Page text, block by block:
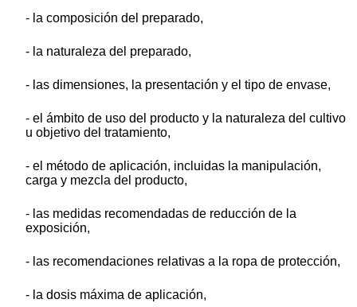
- la composición del preparado,
- la naturaleza del preparado,
- las dimensiones, la presentación y el tipo de envase,
- el ámbito de uso del producto y la naturaleza del cultivo
u objetivo del tratamiento,
- el método de aplicación, incluidas la manipulación,
carga y mezcla del producto,
- las medidas recomendadas de reducción de la
exposición,
- las recomendaciones relativas a la ropa de protección,
- la dosis máxima de aplicación,